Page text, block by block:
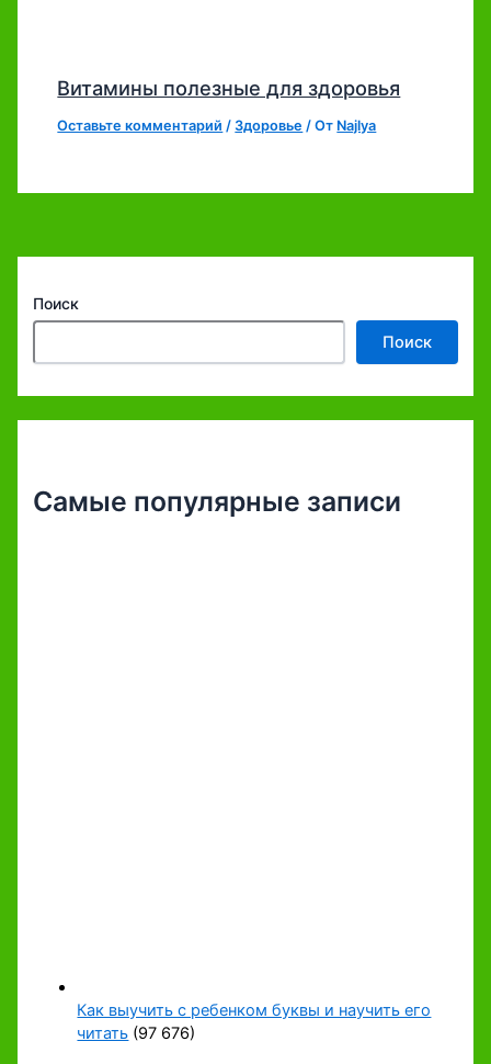
Витамины полезные для здоровья
Оставьте комментарий /Здоровье / От Najlya
Поиск
Поиск
Самые популярные записи
Как выучить с ребенком буквы и научить его
читать (97 676)